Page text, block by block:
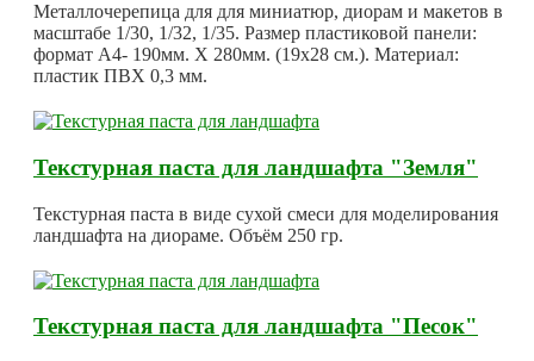
Металлочерепица для для миниатюр, диорам и макетов в
масштабе 1/30, 1/32, 1/35. Размер пластиковой панели:
формат А4- 190мм. Х 280мм. (19х28 см.). Материал:
пластик ПВХ 0,3 мм.
Текстурная паста для ландшафта "Земля"
Текстурная паста в виде сухой смеси для моделирования
ландшафта на диораме. Объём 250 гр.
Текстурная паста для ландшафта "Песок"